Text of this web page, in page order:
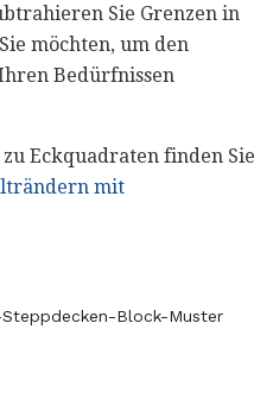
Sie Grenzen in
möchten, um den
Bedürfnissen
Eckquadraten finden Sie
mit
Block-Muster